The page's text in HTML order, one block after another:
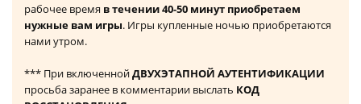
рабочее время в течении 40-50 минут приобретаем
нужные вам игры. Игры купленные ночью приобретаются
нами утром.
*** При включеннойДВУХЭТАПНОЙ АУТЕНТИФИКАЦИИ
просьба заранее в комментарии выслать КОД